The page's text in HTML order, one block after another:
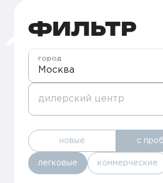
ФИЛЬТР
Москва
город
дилерский центр
новые с
легковые коммерческие